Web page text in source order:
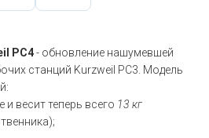
PC4- обновление нашумевшей
станций Kurzweil PC3. Модель
и весит теперь всего 13 кг